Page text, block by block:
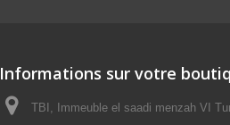
Informations sur votre
TBI, Immeuble el saadi menzah VI